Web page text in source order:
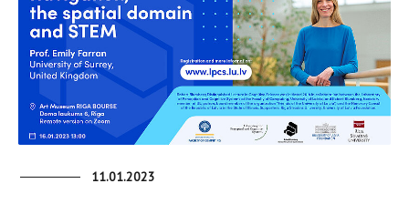
11.01.2023